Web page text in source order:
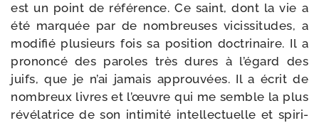
est un point de réfé­rence. Ce saint, dont la vie a
été mar­quée par de nom­breuses vicis­si­tudes, a
modi­fié plu­sieurs fois sa posi­tion doc­tri­naire. Il a
pro­non­cé des paroles très dures à l’é­gard des
juifs, que je n’ai jamais approu­vées. Il a écrit de
nom­breux livres et l’œuvre qui me semble la plus
révé­la­trice de son inti­mi­té intel­lec­tuelle et spi­ri­